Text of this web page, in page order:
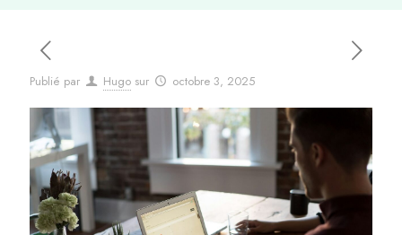
Publié par Hugo sur octobre 3, 2025